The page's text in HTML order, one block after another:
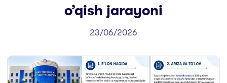
o’qish jarayoni
23/06/2026